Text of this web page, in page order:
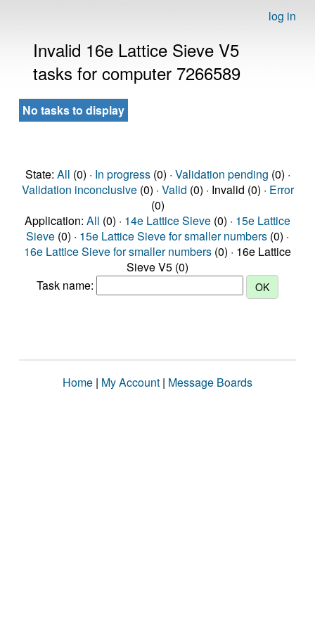
log in
Invalid 16e Lattice Sieve V5
tasks for computer 7266589
No tasks to display
State: All (0) · In progress(0) · Validation pending (0) ·
Validation inconclusive(0) · Valid (0) · Invalid (0) · Error
(0)
Application: All (0) · 14e Lattice Sieve (0) · 15e Lattice
Sieve (0) · 15e Lattice Sieve for smaller numbers (0) ·
16e Lattice Sieve for smaller numbers (0) · 16e Lattice
Sieve V5 (0)
Task name:
Home | My Account | Message Boards